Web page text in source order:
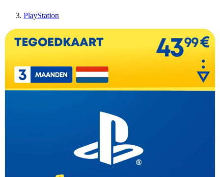
PlayStation